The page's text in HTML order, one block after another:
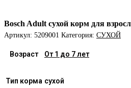
Bosch Adult сухой корм для
Артикул: 5209001 Категория: СУХОЙ
Возраст От 1 до 7 лет
Тип корма сухой